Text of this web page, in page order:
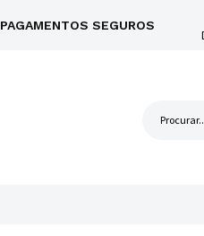
PAGAMENTOS SEGUROS